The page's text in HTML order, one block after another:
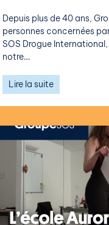
Depuis plus de 40 ans,
personnes concernées
SOS Drogue International,
notre…
Lire la suite
29 mai 2026